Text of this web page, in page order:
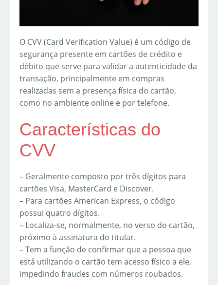
O CVV (Card Verification Value) é um código de
segurança presente em cartões de crédito e
débito que serve para validar a autenticidade da
transação, principalmente em compras
realizadas sem a presença física do cartão,
como no ambiente online e por telefone.
Características do
CVV
– Geralmente composto por três dígitos para
cartões Visa, MasterCard e Discover.
– Para cartões American Express, o código
possui quatro dígitos.
– Localiza-se, normalmente, no verso do cartão,
próximo à assinatura do titular.
– Tem a função de confirmar que a pessoa que
está utilizando o cartão tem acesso físico a ele,
impedindo fraudes com números roubados.